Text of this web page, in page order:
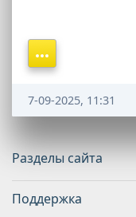
7-09-2025, 11:31
Разделы сайта
Поддержка